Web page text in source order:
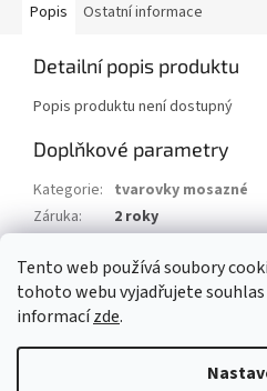
Tento web používá soubory
tohoto webu vyjadřujete souhlas
informacízde.
Popis Ostatní informace
Detailní popis produktu
Popis produktu není dostupný
Doplňkové parametry
Kategorie: tvarovky mosazné
Záruka:
2 roky
EAN: 8595042195392
Vytvořil